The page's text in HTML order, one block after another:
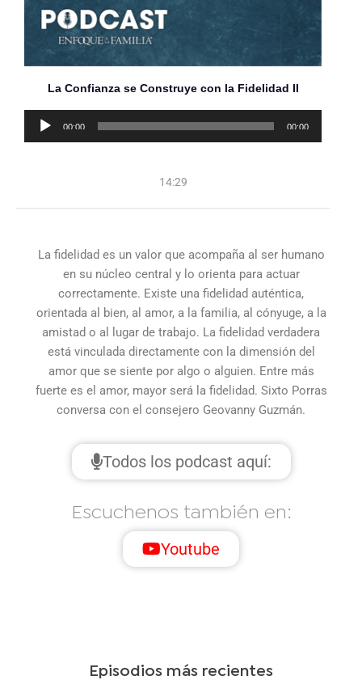
La Confianza se Construye con la Fidelidad II
Reproductor
00:00 00:00
14:29
La fidelidad es un valor que acompaña al ser humano
en su núcleo central y lo orienta para actuar
correctamente. Existe una fidelidad auténtica,
orientada al bien, al amor, a la familia, al cónyuge, a la
amistad o al lugar de trabajo. La fidelidad verdadera
está vinculada directamente con la dimensión del
amor que se siente por algo o alguien. Entre más
fuerte es el amor, mayor será la fidelidad. Sixto Porras
conversa con el consejero Geovanny Guzmán.
Todos los podcast aquí:
Escuchenos también en:
Youtube
Episodios más recientes